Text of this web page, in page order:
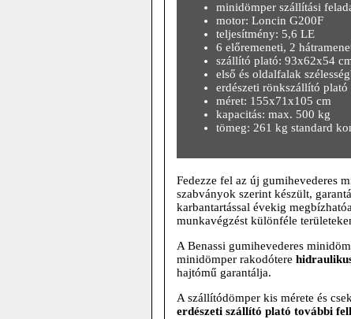
minidömper szállítási
motor: Loncin G200F
teljesítmény: 5,6 LE
6 előremeneti, 2
szállító plató: 93x62x54
első és oldalfalak
erdészeti rönkszállító plató
méret: 155x71x105 cm
kapacitás: max. 500 kg
tömeg: 261 kg standard
Fedezze fel az új gumihevederes
szabványok szerint készült,
karbantartással évekig
munkavégzést különféle
A Benassi gumihevederes
minidömper rakodótere
hajtómű garantálja.
A szállítódömper kis mérete és
erdészeti szállító plató további